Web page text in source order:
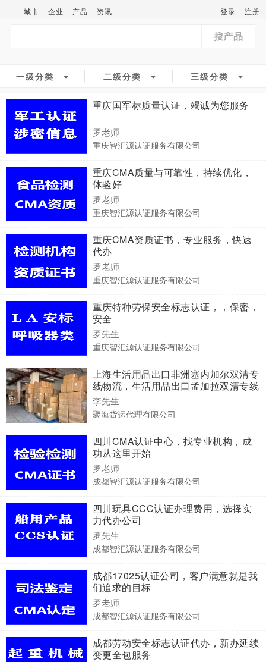
城市 企业 产品 资讯 登录 注册
搜产品
一级分类 二级分类 三级分类
重庆国军标质量认证，竭诚为您服务
罗老师
重庆智汇源认证服务有限公司
重庆CMA质量与可靠性，持续优化，
体验好
罗老师
重庆智汇源认证服务有限公司
重庆CMA资质证书，专业服务，快速
代办
罗老师
重庆智汇源认证服务有限公司
重庆特种劳保安全标志认证，，保密，
安全
罗先生
重庆智汇源认证服务有限公司
上海生活用品出口非洲塞内加尔双清专
线物流，生活用品出口孟加拉双清专线
物流
李先生
聚海货运代理有限公司
四川CMA认证中心，找专业机构，成
功从这里开始
罗老师
成都智汇源认证服务有限公司
四川玩具CCC认证办理费用​，选择实
力代办公司
罗先生
成都智汇源认证服务有限公司
成都17025认证公司，客户满意就是我
们追求的目标
罗老师
成都智汇源认证服务有限公司
成都劳动安全标志认证代办，新办延续
变更全包服务